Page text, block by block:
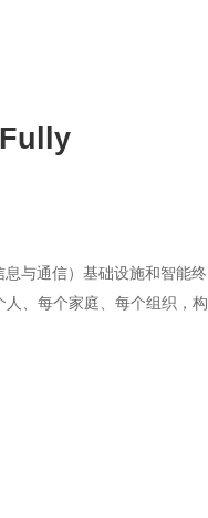
与通信）基础设施和智能终
、每个家庭、每个组织，构